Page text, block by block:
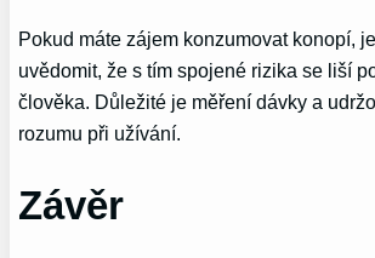
Pokud máte zájem konzumovat konopí,
uvědomit, že s tím spojené rizika se liší
člověka. Důležité je měření dávky a
rozumu při užívání.
Závěr